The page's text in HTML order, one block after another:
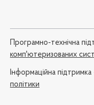
Програмно-технічна
комп'ютеризованих
Iнформаційна підтримка
політики